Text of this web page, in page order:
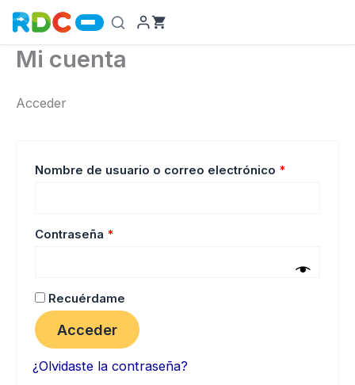
contenido
Mi cuenta
Acceder
Nombre de usuario o correo electrónico *
Contraseña *
Recuérdame
Acceder
¿Olvidaste la contraseña?